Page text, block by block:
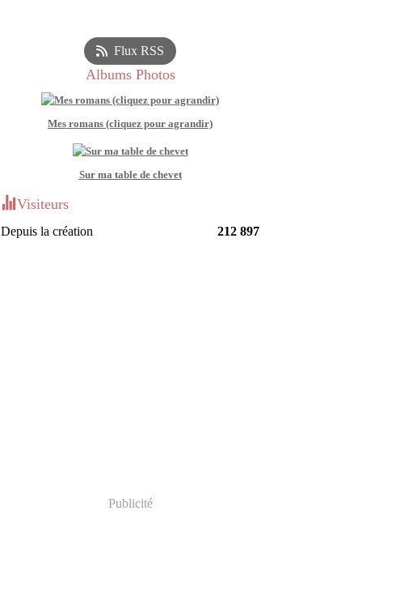
Flux RSS
Albums Photos
Mes romans (cliquez pour agrandir)
Sur ma table de chevet
Visiteurs
Depuis la création 212 897
Publicité